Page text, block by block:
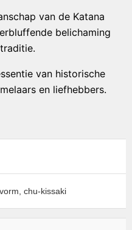
van de Katana
belichaming
van historische
en liefhebbers.
chu-kissaki